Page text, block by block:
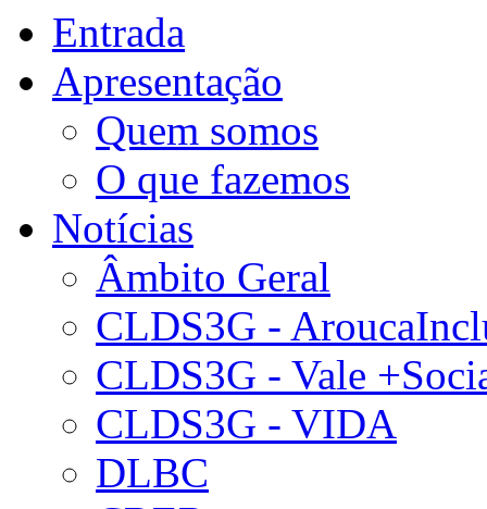
Entrada
Apresentação
Quem somos
O que fazemos
Notícias
Âmbito Geral
CLDS3G -
CLDS3G - Vale
CLDS3G - VIDA
DLBC